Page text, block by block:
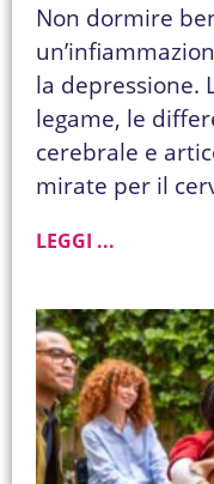
Non dormire
la depressione.
legame, le
cerebrale e
mirate per il
LEGGI ...